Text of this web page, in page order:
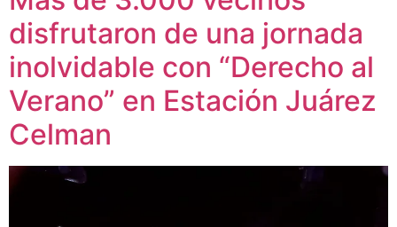
disfrutaron de una jornada
inolvidable con “Derecho al
Verano” en Estación Juárez
Celman